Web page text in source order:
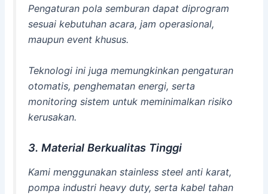
Pengaturan pola semburan dapat diprogram
sesuai kebutuhan acara, jam operasional,
maupun event khusus.
Teknologi ini juga memungkinkan pengaturan
otomatis, penghematan energi, serta
monitoring sistem untuk meminimalkan risiko
kerusakan.
3. Material Berkualitas Tinggi
Kami menggunakan stainless steel anti karat,
pompa industri heavy duty, serta kabel tahan